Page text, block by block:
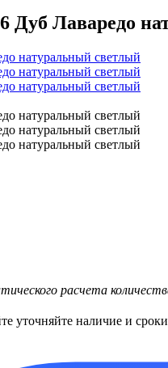
Дуб Лаваредо
расчета
уточняйте наличие и